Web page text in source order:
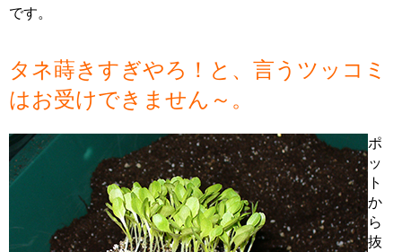
です。
タネ蒔きすぎやろ！と、言うツッコミ
はお受けできません～。
ポ
ッ
ト
か
ら
抜